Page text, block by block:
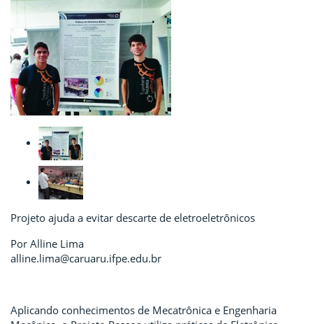
Projeto ajuda a evitar descarte de eletroeletrônicos
Por Alline Lima
alline.lima@caruaru.ifpe.edu.br
Aplicando conhecimentos de Mecatrônica e Engenharia